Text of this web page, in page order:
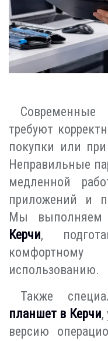
требуют
покупки или
Неправильные
медленной
приложений и
Мы выполняем
Керчи,
использованию.
Также
планшет в Керчи,
версию